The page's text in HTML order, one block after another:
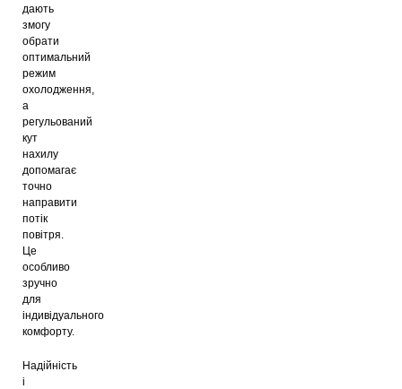
дають
змогу
обрати
оптимальний
режим
охолодження,
а
регульований
кут
нахилу
допомагає
точно
направити
потік
повітря.
Це
особливо
зручно
для
індивідуального
комфорту.
Надійність
і